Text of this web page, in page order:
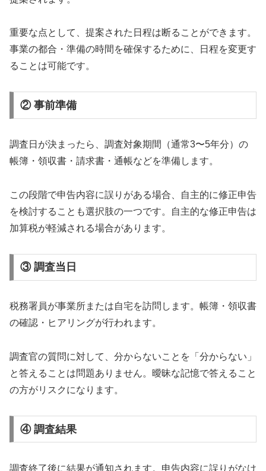
重要な点として、提案された日程は断ることができます。
事業の都合・準備の時間を確保するために、日程を変更す
ることは可能です。
② 事前準備
調査日が決まったら、調査対象期間（通常3〜5年分）の
帳簿・領収書・請求書・通帳などを準備します。
この段階で申告内容に誤りがある場合、自主的に修正申告
を検討することも選択肢の一つです。自主的な修正申告は
加算税が軽減される場合があります。
③ 調査当日
税務署員が事業所または自宅を訪問します。帳簿・領収書
の確認・ヒアリングが行われます。
調査官の質問に対して、分からないことを「分からない」
と答えることは問題ありません。曖昧な記憶で答えること
の方がリスクになります。
④ 調査結果
調査終了後に結果が通知されます。申告内容に誤りがなけ